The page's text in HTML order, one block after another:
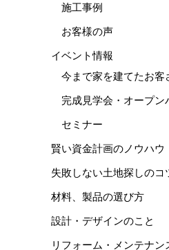
施工事例
お客様の声
イベント情報
今まで家を建てたお客
完成見学会・オープン
セミナー
賢い資金計画のノウハウ
失敗しない土地探しのコ
材料、製品の選び方
設計・デザインのこと
リフォーム・メンテナン